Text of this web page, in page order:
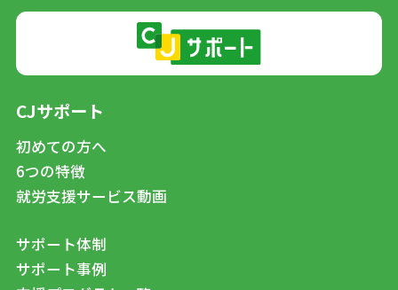
CJサポート
初めての方へ
6つの特徴
就労支援サービス動画
サポート体制
サポート事例